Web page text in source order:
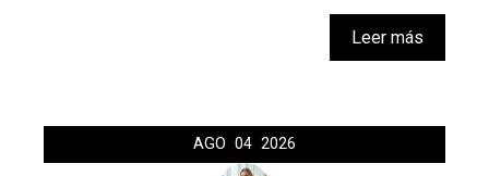
Leer más
AGO 04 2026